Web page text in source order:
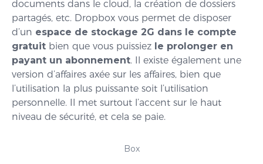
documents dans le cloud, la création de dossiers
partagés, etc. Dropbox vous permet de disposer
d’un espace de stockage 2G dans le compte
gratuit bien que vous puissiez le prolonger en
payant un abonnement. Il existe également une
version d’affaires axée sur les affaires, bien que
l’utilisation la plus puissante soit l’utilisation
personnelle. Il met surtout l’accent sur le haut
niveau de sécurité, et cela se paie.
Box